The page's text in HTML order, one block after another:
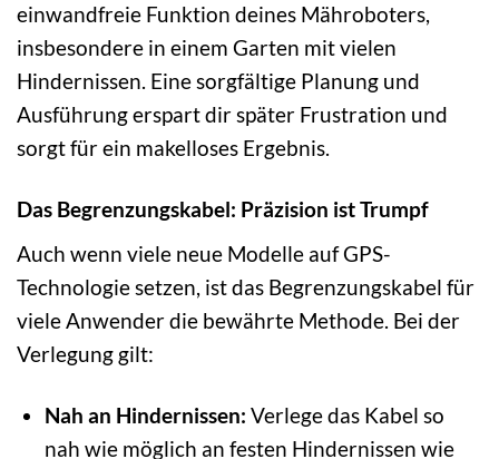
einwandfreie Funktion deines Mähroboters,
insbesondere in einem Garten mit vielen
Hindernissen. Eine sorgfältige Planung und
Ausführung erspart dir später Frustration und
sorgt für ein makelloses Ergebnis.
Das Begrenzungskabel: Präzision ist Trumpf
Auch wenn viele neue Modelle auf GPS-
Technologie setzen, ist das Begrenzungskabel für
viele Anwender die bewährte Methode. Bei der
Verlegung gilt:
Nah an Hindernissen: Verlege das Kabel so
nah wie möglich an festen Hindernissen wie